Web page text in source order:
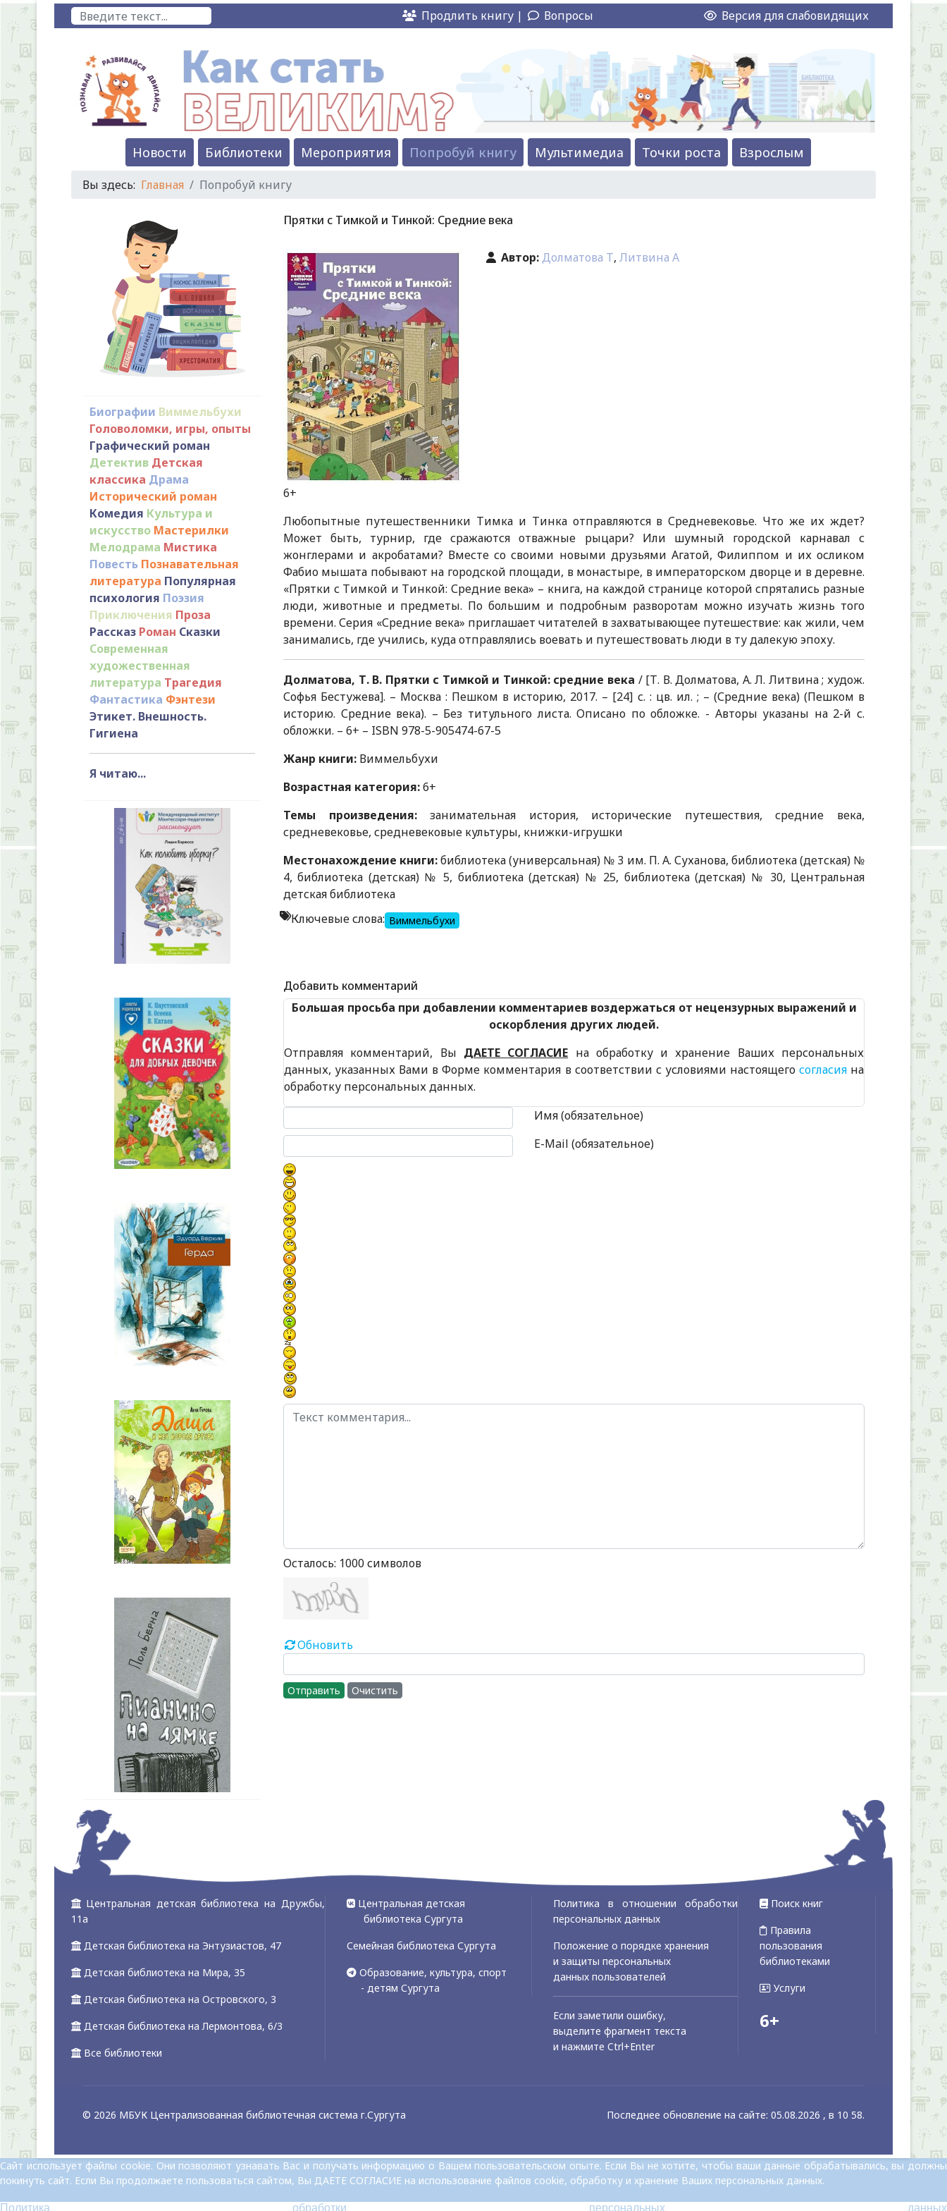
Поиск Продлить книгу | Вопросы Версия для слабовидящих
Новости Библиотеки Мероприятия Попробуй книгу Мультимедиа Точки роста Взрослым
Вы здесь: Главная Попробуй книгу
Биографии Виммельбухи
Головоломки, игры, опыты
Графический роман
Детектив Детская
классика Драма
Исторический роман
Комедия Культура и
искусство Мастерилки
Мелодрама Мистика
Повесть Познавательная
литература Популярная
психология Поэзия
Приключения Проза
Рассказ Роман Сказки
Современная
художественная
литература Трагедия
Фантастика Фэнтези
Этикет. Внешность.
Гигиена
Я читаю...
Прятки с Тимкой и Тинкой: Средние века
Автор:Долматова Т, Литвина А
6+
Любопытные путешественники Тимка и Тинка отправляются в Средневековье. Что же их ждет?
Может быть, турнир, где сражаются отважные рыцари? Или шумный городской карнавал с
жонглерами и акробатами? Вместе со своими новыми друзьями Агатой, Филиппом и их осликом
Фабио мышата побывают на городской площади, в монастыре, в императорском дворце и в деревне.
«Прятки с Тимкой и Тинкой: Средние века» – книга, на каждой странице которой спрятались разные
люди, животные и предметы. По большим и подробным разворотам можно изучать жизнь того
времени. Серия «Средние века» приглашает читателей в захватывающее путешествие: как жили, чем
занимались, где учились, куда отправлялись воевать и путешествовать люди в ту далекую эпоху.
Долматова, Т. В. Прятки с Тимкой и Тинкой: средние века / [Т. В. Долматова, А. Л. Литвина ; худож.
Софья Бестужева]. – Москва : Пешком в историю, 2017. – [24] с. : цв. ил. ; – (Средние века) (Пешком в
историю. Средние века). – Без титульного листа. Описано по обложке. - Авторы указаны на 2-й с.
обложки. – 6+ – ISBN 978-5-905474-67-5
Жанр книги: Виммельбухи
Возрастная категория:6+
Темы произведения:занимательная история, исторические путешествия, средние века,
средневековье, средневековые культуры, книжки-игрушки
Местонахождение книги:библиотека (универсальная) № 3 им. П. А. Суханова, библиотека (детская) №
4, библиотека (детская) № 5, библиотека (детская) № 25, библиотека (детская) № 30, Центральная
детская библиотека
Ключевые слова: Виммельбухи
Добавить комментарий
Большая просьба при добавлении комментариев воздержаться от нецензурных выражений и
оскорбления других людей.
Отправляя комментарий, Вы ДАЕТЕ СОГЛАСИЕ на обработку и хранение Ваших персональных
данных, указанных Вами в Форме комментария в соответствии с условиями настоящего согласияна
обработку персональных данных.
Имя (обязательное)
E-Mail (обязательное)
Текст комментария
Осталось: 1000 символов
Обновить
Отправить Очистить
Центральная детская библиотека на Дружбы,
11а
Детская библиотека на Энтузиастов, 47
Детская библиотека на Мира, 35
Детская библиотека на Островского, 3
Детская библиотека на Лермонтова, 6/3
Все библиотеки
Центральная детская
библиотека Сургута
Семейная библиотека Сургута
Образование, культура, спорт
- детям Сургута
Политика в отношении обработки
персональных данных
Положение о порядке хранения
и защиты персональных
данных пользователей
Если заметили ошибку,
выделите фрагмент текста
и нажмите Ctrl+Enter
Поиск книг
Правила
пользования
библиотеками
Услуги
6+
© 2026 МБУК Централизованная библиотечная система г.Сургута Последнее обновление на сайте: 05.08.2026 , в 10 58.
Сайт использует файлы cookie. Они позволяют узнавать Вас и получать информацию о Вашем пользовательском опыте. Если Вы не хотите, чтобы ваши данные обрабатывались, вы должны
покинуть сайт. Если Вы продолжаете пользоваться сайтом, Вы ДАЕТЕ СОГЛАСИЕ на использование файлов cookie, обработку и хранение Ваших персональных данных.
Политика обработки персональных данных